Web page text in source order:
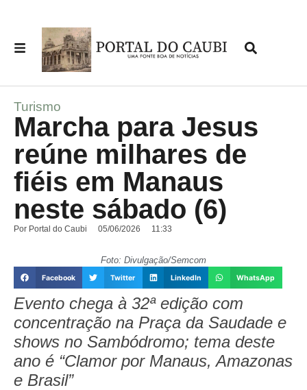
Turismo
Marcha para Jesus
reúne milhares de
fiéis em Manaus
neste sábado (6)
Por Portal do Caubi 05/06/2026 11:33
Foto: Divulgação/Semcom
Facebook Twitter LinkedIn WhatsApp
Evento chega à 32ª edição com
concentração na Praça da Saudade e
shows no Sambódromo; tema deste
ano é “Clamor por Manaus, Amazonas
e Brasil”